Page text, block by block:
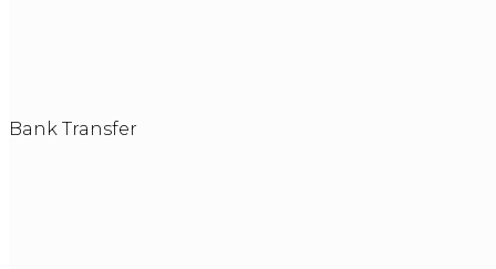
Bank Transfer